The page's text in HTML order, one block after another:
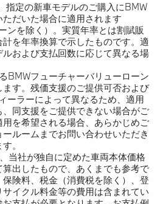
指定の新車モデルのご購入にBMW
だいた場合に適用されます
ンを除く）。実質年率とは割賦販
を年率換算で示したものです。適
および支払回数に応じて異なる場
BMWフューチャーバリューローン
す。残価支援のご提供可否および
ーラーによって異なるため、適用
同支援をご提供できない場合がご
を希望される場合、あらかじめご
ルームまでお問い合わせいただき
。
当社が独自に定めた車両本体価格
算出したもので、あくまでも参考で
険料、税金（消費税を除く）、登
イクル料金等の費用は含まれてい